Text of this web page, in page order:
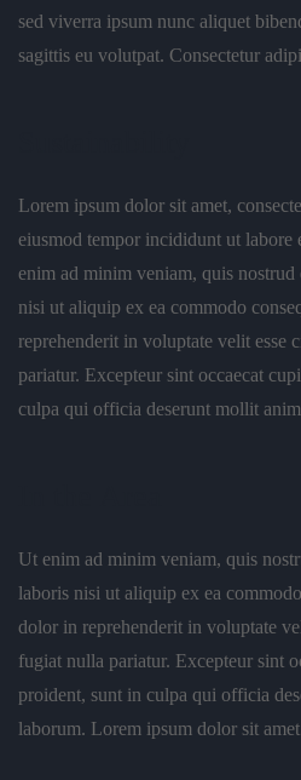
sed viverra ipsum nunc aliquet
sagittis eu volutpat. Consectetur
Lorem ipsum dolor sit amet,
eiusmod tempor incididunt ut labore
enim ad minim veniam, quis
nisi ut aliquip ex ea commodo
reprehenderit in voluptate velit esse
pariatur. Excepteur sint occaecat
culpa qui officia deserunt mollit
Ut enim ad minim veniam, quis
laboris nisi ut aliquip ex ea
dolor in reprehenderit in voluptate
fugiat nulla pariatur. Excepteur sint
proident, sunt in culpa qui officia
laborum. Lorem ipsum dolor sit